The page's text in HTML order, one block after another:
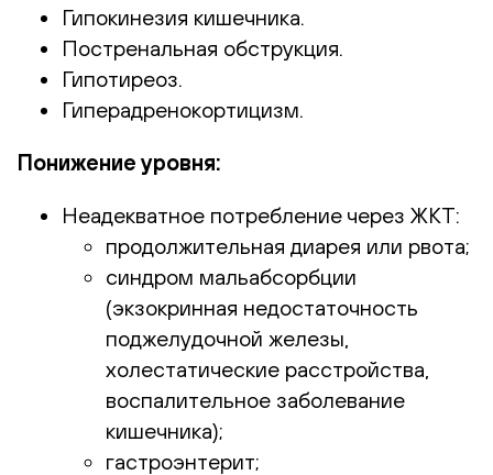
Гипокинезия кишечника.
Постренальная обструкция.
Гипотиреоз.
Гиперадренокортицизм.
Понижение уровня:
Неадекватное потребление через ЖКТ:
продолжительная диарея или рвота;
синдром мальабсорбции
(экзокринная недостаточность
поджелудочной железы,
холестатические расстройства,
воспалительное заболевание
кишечника);
гастроэнтерит;